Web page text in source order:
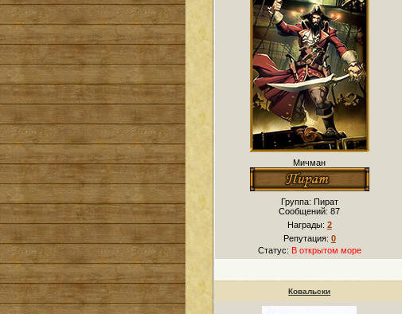
Мичман
Группа: Пират
Сообщений:87
Награды: 2
Репутация: 0
Статус: В открытом море
Ковальски